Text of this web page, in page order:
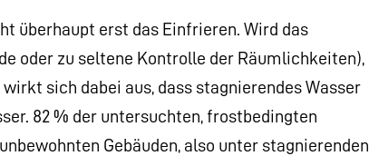
überhaupt erst das Einfrieren. Wird das
oder zu seltene Kontrolle der Räumlichkeiten),
sich dabei aus, dass stagnierendes Wasser
82 % der untersuchten, frostbedingten
Gebäuden, also unter stagnierenden